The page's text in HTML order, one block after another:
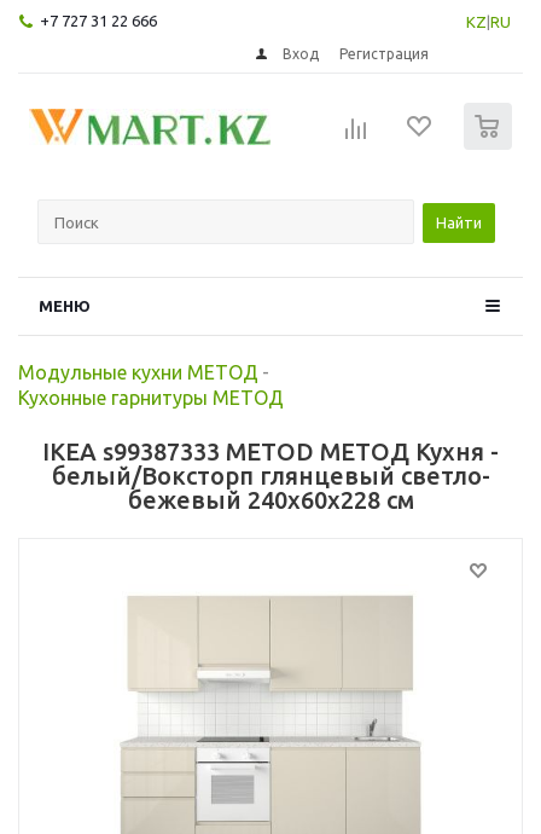
+7 727 31 22 666 KZ RU
Вход Регистрация
Найти
МЕНЮ
Модульные кухни МЕТОД -
Кухонные гарнитуры МЕТОД
IKEA s99387333 METOD МЕТОД Кухня -
белый/Воксторп глянцевый светло-
бежевый 240x60x228 см